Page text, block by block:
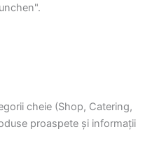
cheie (Shop, Catering,
proaspete și informații